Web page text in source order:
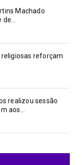
Machado
religiosas reforçam
realizou sessão
aos...